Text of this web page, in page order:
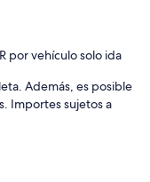
por vehículo solo ida
Además, es posible
Importes sujetos a